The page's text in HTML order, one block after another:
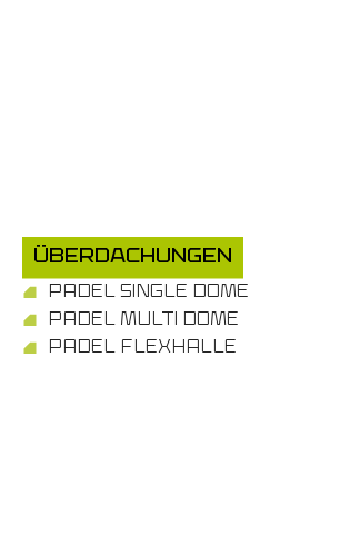
Überdachungen
PADEL SINGLE DOME
PADEL MULTI DOME
PADEL FLEXHALLE